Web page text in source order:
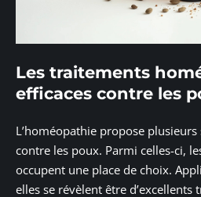
Les traitements
efficaces contre les
L’homéopathie propose
contre les poux. Parmi celles-ci,
occupent une place de choix.
elles se révèlent être